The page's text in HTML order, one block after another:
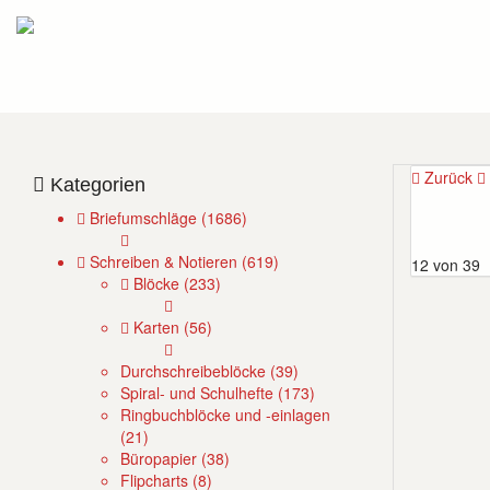
Kategorien
Briefumschläge (1686)
Schreiben & Notieren (619)
Blöcke (233)
Karten (56)
Durchschreibeblöcke (39)
Spiral- und Schulhefte (173)
Ringbuchblöcke und -einlagen
(21)
Büropapier (38)
Flipcharts (8)
Zurück
12 von 39